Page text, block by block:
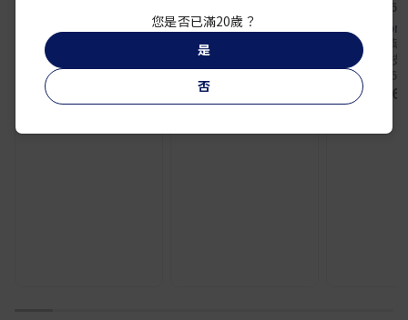
草藥師 YASO 杜松子酒
¥ 33,840 JO
絲絨玫瑰
幽香藤
¥
您是否已滿20歲？
是
否